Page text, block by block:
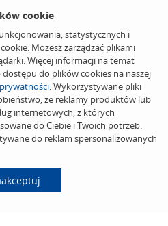
cookie
statystycznych i
Możesz zarządzać plikami
Więcej informacji na temat
do plików cookies na naszej
. Wykorzystywane pliki
że reklamy produktów lub
internetowych, z których
do Ciebie i Twoich potrzeb.
do reklam spersonalizowanych